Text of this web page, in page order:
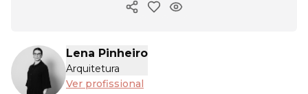
Copiar link
Lena Pinheiro
Arquitetura
Ver profissional